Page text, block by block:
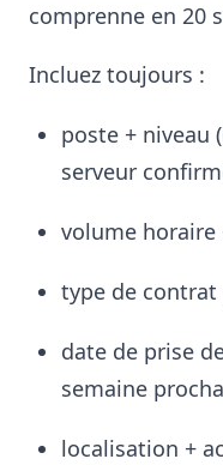
comprenne en 20
Incluez toujours :
poste + niveau
serveur
volume horaire
type de contrat
date de prise
semaine
localisation +